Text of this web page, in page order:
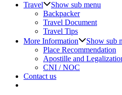
Travel
Show sub menu
Backpacker
Travel Document
Travel Tips
More Information
Show sub
Place Recommendation
Apostille and
CNI / NOC
Contact us